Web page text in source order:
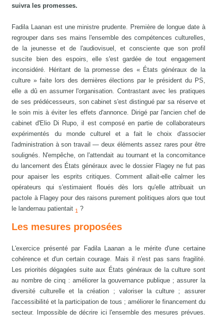
suivra les promesses.
Fadila Laanan est une ministre prudente. Première de longue date à
regrouper dans ses mains l'ensemble des compétences culturelles,
de la jeunesse et de l'audiovisuel, et consciente que son profil
suscite bien des espoirs, elle s'est gardée de tout engagement
inconsidéré. Héritant de la promesse des « États généraux de la
culture » faite lors des dernières élections par le président du PS,
elle a dû en assumer l'organisation. Contrastant avec les pratiques
de ses prédécesseurs, son cabinet s'est distingué par sa réserve et
le soin mis à éviter les effets d'annonce. Dirigé par l'ancien chef de
cabinet d'Elio Di Rupo, il est composé en partie de collaborateurs
expérimentés du monde culturel et a fait le choix d'associer
l'administration à son travail — deux éléments assez rares pour être
soulignés. N'empêche, on l'attendait au tournant et la concomitance
du lancement des États généraux avec le dossier Flagey ne fut pas
pour apaiser les esprits critiques. Comment allait-elle calmer les
opérateurs qui s'estimaient floués dès lors qu'elle attribuait un
pactole à Flagey pour des raisons purement politiques alors que tout
le landernau patientait 1 ?
Les mesures proposées
L'exercice présenté par Fadila Laanan a le mérite d'une certaine
cohérence et d'un certain courage. Mais il n'est pas sans fragilité.
Les priorités dégagées suite aux États généraux de la culture sont
au nombre de cinq : améliorer la gouvernance publique ; assurer la
diversité culturelle et la création ; valoriser la culture ; assurer
l'accessibilité et la participation de tous ; améliorer le financement du
secteur. Impossible de décrire ici l'ensemble des mesures prévues.